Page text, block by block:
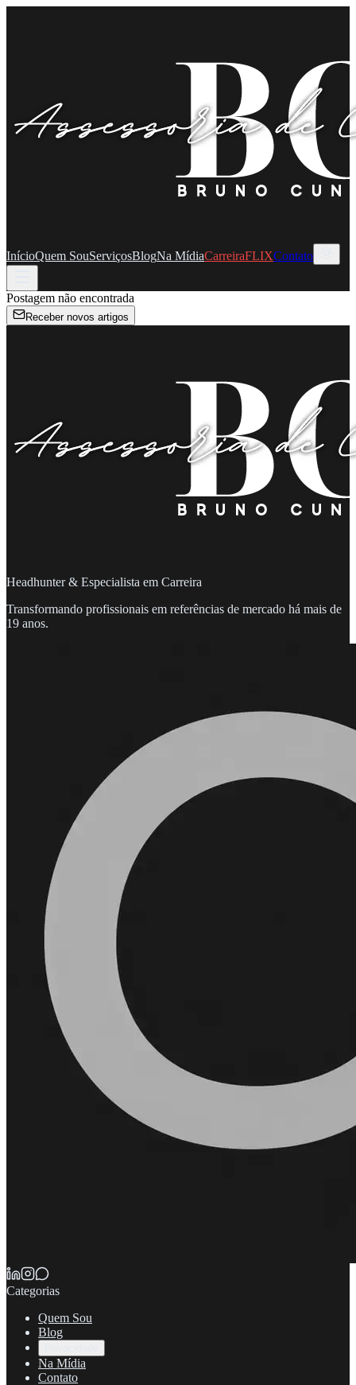
InícioQuem SouServiçosBlogNa MídiaCarreiraFLIXContato
Postagem não encontrada
Receber novos artigos
Headhunter & Especialista em Carreira
Transformando profissionais em referências de mercado há mais de
19 anos.
Categorias
Quem Sou
Blog
Na Mídia
Contato